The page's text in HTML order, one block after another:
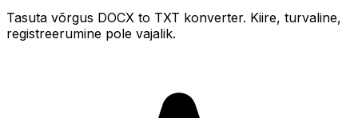
Tasuta võrgus DOCX to TXT konverter. Kiire, turvaline,
registreerumine pole vajalik.